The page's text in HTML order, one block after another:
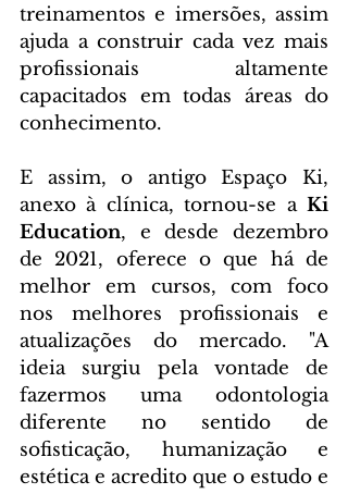
treinamentos e imersões, assim
ajuda a construir cada vez mais
profissionais altamente
capacitados em todas áreas do
conhecimento.
E assim, o antigo Espaço Ki,
anexo à clínica, tornou-se a Ki
Education, e desde dezembro
de 2021, oferece o que há de
melhor em cursos, com foco
nos melhores profissionais e
atualizações do mercado. "A
ideia surgiu pela vontade de
fazermos uma odontologia
diferente no sentido de
sofisticação, humanização e
estética e acredito que o estudo e